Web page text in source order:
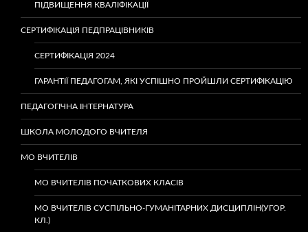
ПІДВИЩЕННЯ КВАЛІФІКАЦІЇ
СЕРТИФІКАЦІЯ ПЕДПРАЦІВНИКІВ
СЕРТИФІКАЦІЯ 2024
ГАРАНТІЇ ПЕДАГОГАМ, ЯКІ УСПІШНО ПРОЙШЛИ СЕРТИФІКАЦІЮ
ПЕДАГОГІЧНА ІНТЕРНАТУРА
ШКОЛА МОЛОДОГО ВЧИТЕЛЯ
МО ВЧИТЕЛІВ
МО ВЧИТЕЛІВ ПОЧАТКОВИХ КЛАСІВ
МО ВЧИТЕЛІВ СУСПІЛЬНО-ГУМАНІТАРНИХ ДИСЦИПЛІН(УГОР.
КЛ.)